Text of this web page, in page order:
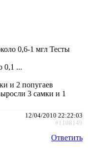
0,6-1 мгл Тесты
0,1 ...
и 2 попугаев
3 самки и 1
12/04/2010 22:22:03
#1108149
Ответить